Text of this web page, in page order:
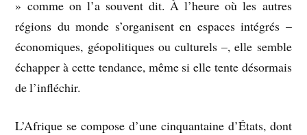
» comme on l’a souvent dit. À l’heure où les autres
régions du monde s’organisent en espaces intégrés –
économiques, géopolitiques ou culturels –, elle semble
échapper à cette tendance, même si elle tente désormais
de l’infléchir.
L’Afrique se compose d’une cinquantaine d’États, dont